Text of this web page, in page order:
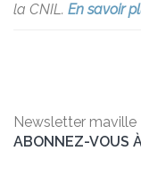
la CNIL. En savoir
Newsletter maville
ABONNEZ-VOUS